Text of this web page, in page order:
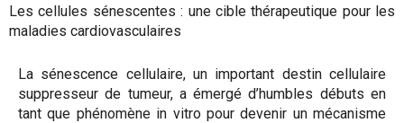
Les cellules sénescentes : une cible thérapeutique pour les
maladies cardiovasculaires
La sénescence cellulaire, un important destin cellulaire
suppresseur de tumeur, a émergé d’humbles débuts en
tant que phénomène in vitro pour devenir un mécanisme